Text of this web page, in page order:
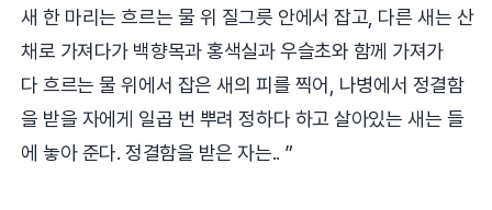
새 한 마리는 흐르는 물 위 질그릇 안에서 잡고 다른 새는 산
채로 가져다가 백향목과 홍색실과 우슬초와 함께 가져가
다 흐르는 물 위에서 잡은 새의 피를 찍어
나병에서 정결함
을 받을 자에게 일곱 번 뿌려 정하다 하고 살아있는 새는 들
에 놓아 준다.정결함을 받은 자는.. ”